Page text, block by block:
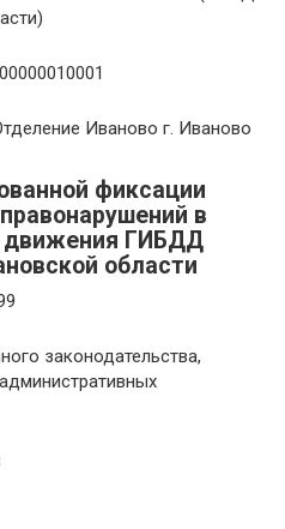
Иваново г. Иваново
фиксации
в
движения ГИБДД
области
законодательства,